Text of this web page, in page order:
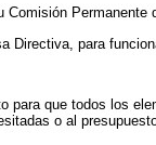
para
que todos los
o al